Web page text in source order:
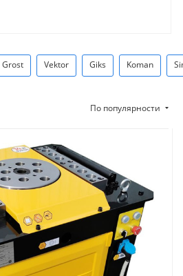
Grost Vektor Giks Koman
По популярности